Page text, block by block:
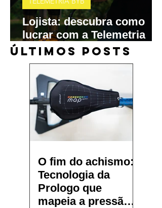
Lojista: descubra como
lucrar com a Telemetria
BYB
​ÚLTIMOS POSTS
O fim do achismo:
Tecnologia da
Prologo que
mapeia a pressão